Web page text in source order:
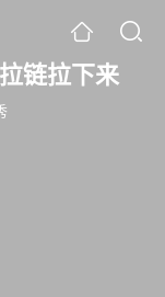
链拉下来